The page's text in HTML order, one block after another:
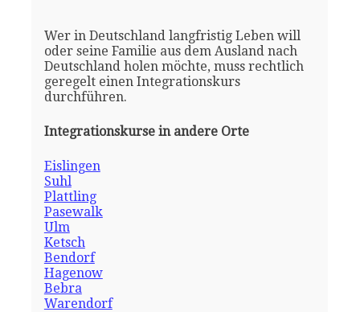
Wer in Deutschland langfristig Leben will
oder seine Familie aus dem Ausland nach
Deutschland holen möchte, muss rechtlich
geregelt einen Integrationskurs
durchführen.
Integrationskurse in andere Orte
Eislingen
Suhl
Plattling
Pasewalk
Ulm
Ketsch
Bendorf
Hagenow
Bebra
Warendorf